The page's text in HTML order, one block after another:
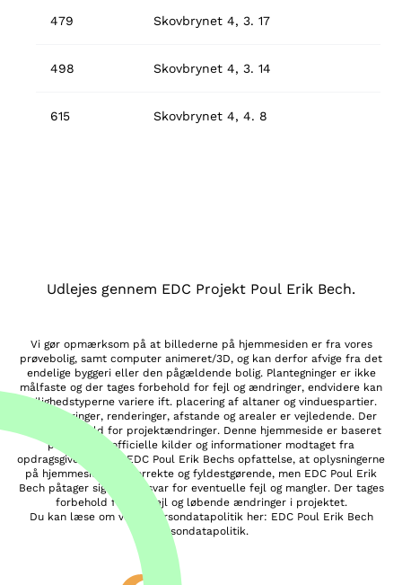
479 Skovbrynet 4, 3. 17
498 Skovbrynet 4, 3. 14
615 Skovbrynet 4, 4. 8
Udlejes gennem EDC Projekt Poul Erik Bech.
Vi gør opmærksom på at billederne på hjemmesiden er fra vores
prøvebolig, samt computer animeret/3D, og kan derfor afvige fra det
endelige byggeri eller den pågældende bolig. Plantegninger er ikke
målfaste og der tages forbehold for fejl og ændringer, endvidere kan
lejlighedstyperne variere ift. placering af altaner og vinduespartier.
Visualiseringer, renderinger, afstande og arealer er vejledende. Der
tages forbehold for projektændringer. Denne hjemmeside er baseret
på data fra officielle kilder og informationer modtaget fra
opdragsgiver. Det er EDC Poul Erik Bechs opfattelse, at oplysningerne
på hjemmesiden er korrekte og fyldestgørende, men EDC Poul Erik
Bech påtager sig ikke ansvar for eventuelle fejl og mangler. Der tages
forbehold for trykfejl og løbende ændringer i projektet.
Du kan læse om vores persondatapolitik her: EDC Poul Erik Bech
Persondatapolitik.